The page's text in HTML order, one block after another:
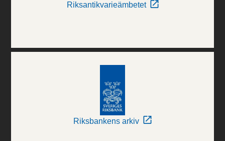
Riksantikvarieämbetet
Riksbankens arkiv